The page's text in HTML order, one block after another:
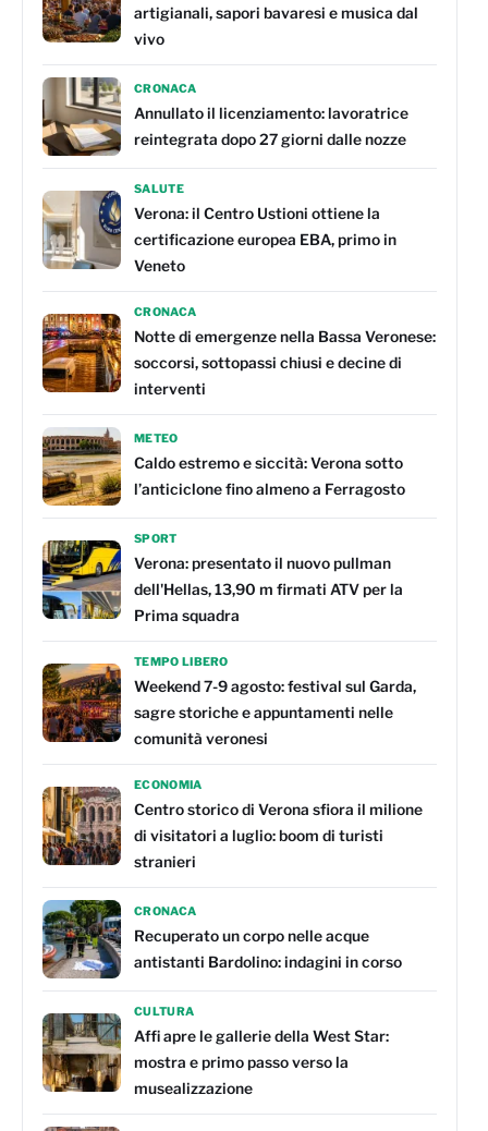
artigianali, sapori bavaresi e musica dal
vivo
CRONACA
Annullato il licenziamento: lavoratrice
reintegrata dopo 27 giorni dalle nozze
SALUTE
Verona: il Centro Ustioni ottiene la
certificazione europea EBA, primo in
Veneto
CRONACA
Notte di emergenze nella Bassa Veronese:
soccorsi, sottopassi chiusi e decine di
interventi
METEO
Caldo estremo e siccità: Verona sotto
l’anticiclone fino almeno a Ferragosto
SPORT
Verona: presentato il nuovo pullman
dell'Hellas, 13,90 m firmati ATV per la
Prima squadra
TEMPO LIBERO
Weekend 7-9 agosto: festival sul Garda,
sagre storiche e appuntamenti nelle
comunità veronesi
ECONOMIA
Centro storico di Verona sfiora il milione
di visitatori a luglio: boom di turisti
stranieri
CRONACA
Recuperato un corpo nelle acque
antistanti Bardolino: indagini in corso
CULTURA
Affi apre le gallerie della West Star:
mostra e primo passo verso la
musealizzazione